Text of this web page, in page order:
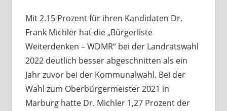
Mit 2.15 Prozent für ihren Kandidaten Dr.
Frank Michler hat die „Bürgerliste
Weiterdenken – WDMR“ bei der Landratswahl
2022 deutlich besser abgeschnitten als ein
Jahr zuvor bei der Kommunalwahl. Bei der
Wahl zum Oberbürgermeister 2021 in
Marburg hatte Dr. Michler 1,27 Prozent der